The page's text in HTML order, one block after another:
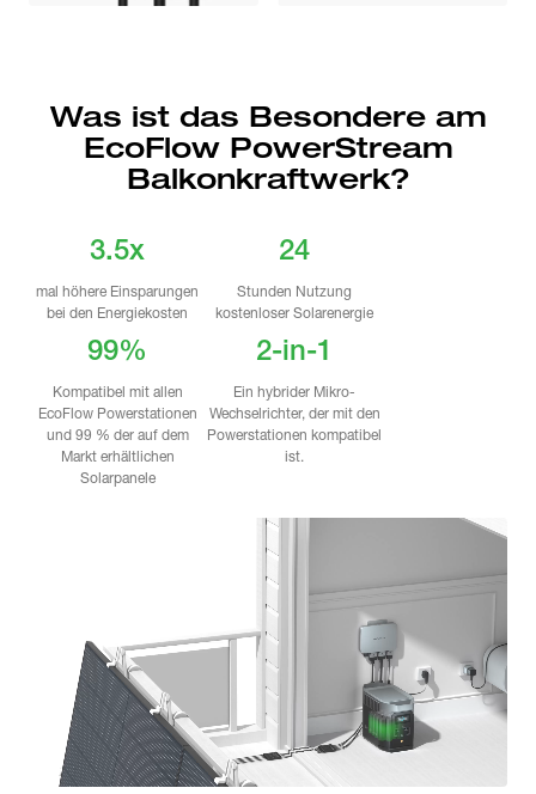
Was ist das Besondere am
EcoFlow PowerStream
Balkonkraftwerk?
3.5x
mal höhere Einsparungen
bei den Energiekosten
24
Stunden Nutzung
kostenloser Solarenergie
99%
Kompatibel mit allen
EcoFlow Powerstationen
und 99 % der auf dem
Markt erhältlichen
Solarpanele
2-in-1
Ein hybrider Mikro-
Wechselrichter, der mit den
Powerstationen kompatibel
ist.